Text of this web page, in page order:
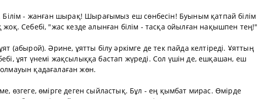
Білім - жанған шырақ! Шырағымыз еш сөнбесін! Буыным қатпай білім
Себебі, "жас кезде алынған білім - тасқа ойылған нақышпен тең!"
(абырой). Әрине, ұятты білу әркімге де тек пайда келтіреді. Ұяттың
ұят үнемі жақсылыққа бастап жүреді. Сол үшін де, ешқашан, еш
қадағалаған жөн.
өзгеге, өмірге деген сыйластық. Бұл - ең қымбат мирас. Өмірде